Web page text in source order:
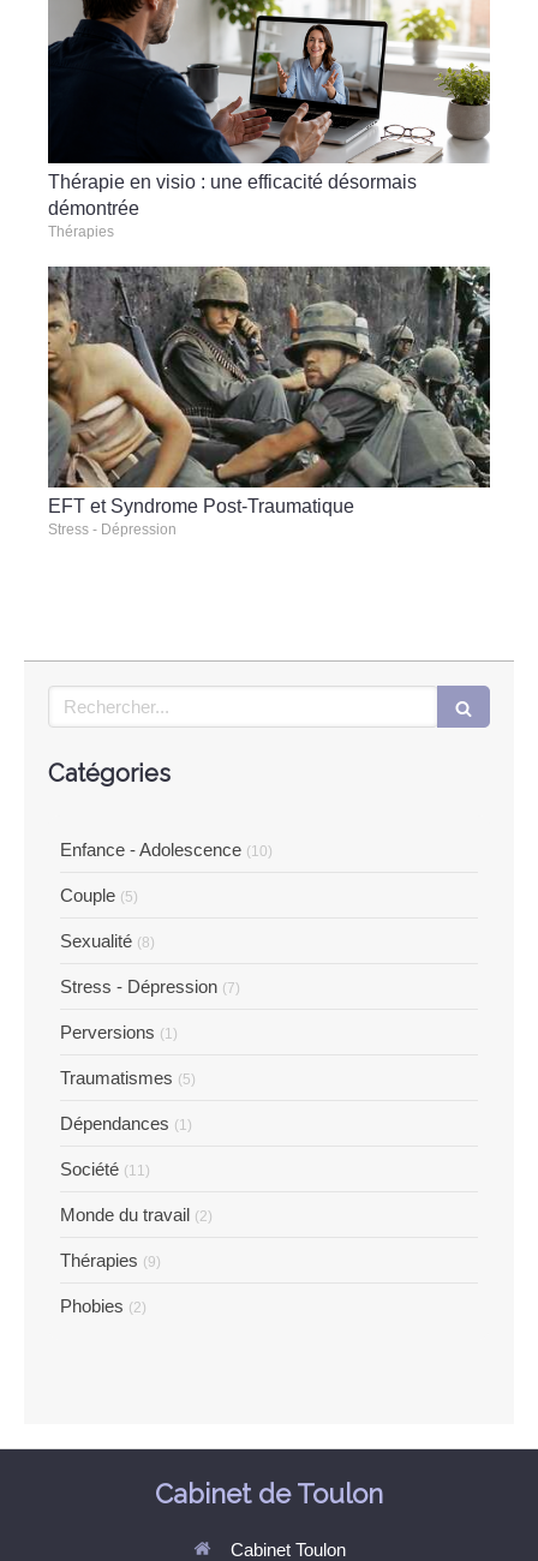
Thérapie en visio : une efficacité désormais
démontrée
Thérapies
EFT et Syndrome Post-Traumatique
Stress - Dépression
Rechercher
Catégories
Enfance - Adolescence (10)
Couple (5)
Sexualité (8)
Stress - Dépression (7)
Perversions (1)
Traumatismes (5)
Dépendances (1)
Société (11)
Monde du travail (2)
Thérapies (9)
Phobies (2)
Cabinet de Toulon
Cabinet Toulon